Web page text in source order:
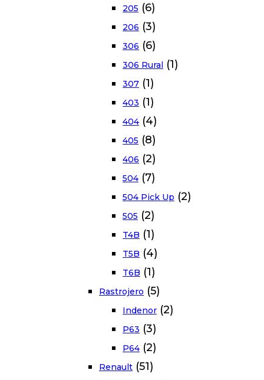
205 (6)
206 (3)
306 (6)
306 Rural (1)
307 (1)
403 (1)
404 (4)
405 (8)
406 (2)
504 (7)
504 Pick Up (2)
505 (2)
T4B (1)
T5B (4)
T6B (1)
Rastrojero (5)
Indenor (2)
P63 (3)
P64 (2)
Renault (51)